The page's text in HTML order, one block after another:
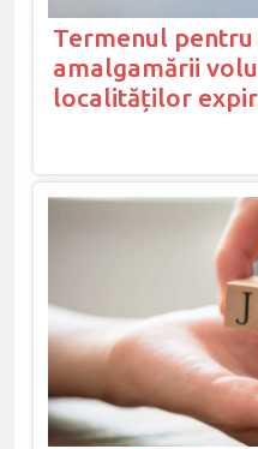
Termenul
amalgamării
localităților